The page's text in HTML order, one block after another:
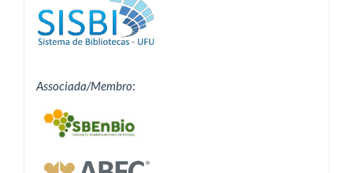
Associada/Membro: